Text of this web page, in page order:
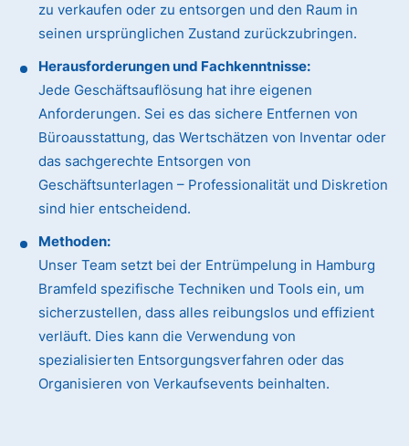
zu verkaufen oder zu entsorgen und den Raum in
seinen ursprünglichen Zustand zurückzubringen.
Herausforderungen und Fachkenntnisse:
Jede Geschäftsauflösung hat ihre eigenen
Anforderungen. Sei es das sichere Entfernen von
Büroausstattung, das Wertschätzen von Inventar oder
das sachgerechte Entsorgen von
Geschäftsunterlagen – Professionalität und Diskretion
sind hier entscheidend.
Methoden:
Unser Team setzt bei der Entrümpelung in Hamburg
Bramfeld spezifische Techniken und Tools ein, um
sicherzustellen, dass alles reibungslos und effizient
verläuft. Dies kann die Verwendung von
spezialisierten Entsorgungsverfahren oder das
Organisieren von Verkaufsevents beinhalten.